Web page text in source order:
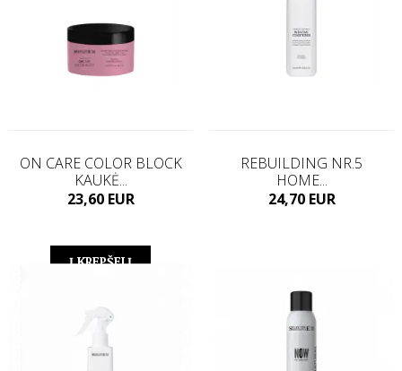
ON CARE COLOR BLOCK
KAUKĖ...
Kaina
23,60 EUR
Į KREPŠELĮ
REBUILDING NR.5
HOME...
Kaina
24,70 EUR